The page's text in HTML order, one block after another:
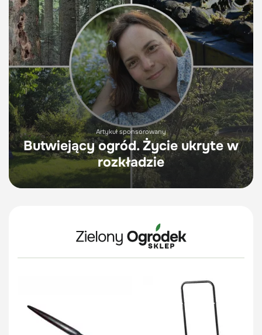
Artykuł sponsorowany
Butwiejący ogród. Życie ukryte w
rozkładzie